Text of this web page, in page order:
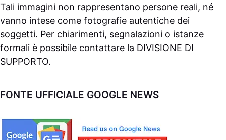
Tali immagini non rappresentano persone reali, né
vanno intese come fotografie autentiche dei
soggetti. Per chiarimenti, segnalazioni o istanze
formali è possibile contattare la DIVISIONE DI
SUPPORTO.
FONTE UFFICIALE GOOGLE NEWS